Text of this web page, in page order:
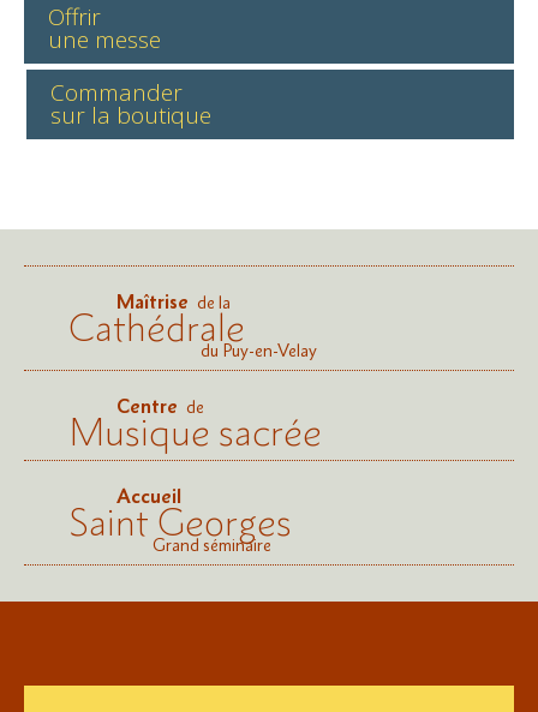
Offrir
une messe
Commander
sur la boutique
Maîtrise de la
Cathédraledu Puy-en-Velay
Centre de
Musique sacrée
Accueil
Saint Georges
Grand séminaire